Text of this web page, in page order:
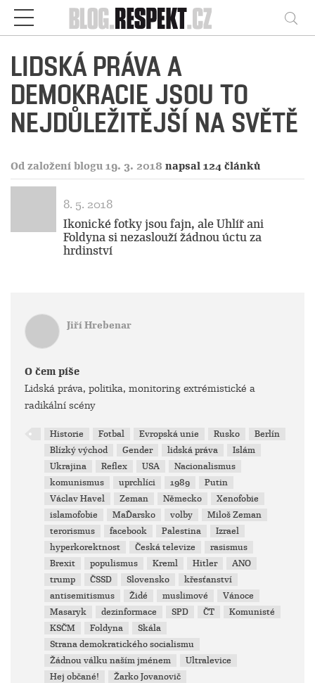
Respekt
LIDSKÁ PRÁVA A
DEMOKRACIE JSOU TO
NEJDŮLEŽITĚJŠÍ NA SVĚTĚ
Od založení blogu 19. 3. 2018 napsal 124 článků
8. 5. 2018
Ikonické fotky jsou fajn, ale Uhlíř ani
Foldyna si nezaslouží žádnou úctu za
hrdinství
Jiří Hrebenar
O čem píše
Lidská práva, politika, monitoring extrémistické a
radikální scény
Historie Fotbal Evropská unie Rusko
Berlín
Blízký východ
Gender lidská práva
Islám
Ukrajina
Reflex USA
Nacionalismus
komunismus
uprchlíci 1989
Putin
Václav Havel
Zeman Německo
Xenofobie
islamofobie
MaĎarsko volby
Miloš Zeman
terorismus
facebook Palestina
Izrael
hyperkorektnost
Česká televize
rasismus
Brexit
populismus Kreml Hitler
ANO
trump
ČSSD Slovensko
křesťanství
antisemitismus
Židé muslimové
Vánoce
Masaryk
dezinformace SPD ČT
Komunisté
KSČM
Foldyna
Skála
Strana demokratického socialismu
Žádnou válku naším jménem
Ultralevice
Hej občané!
Žarko Jovanovič